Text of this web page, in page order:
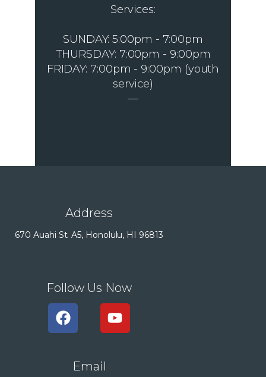
Services:
SUNDAY: 5:00pm - 7:00pm
THURSDAY: 7:00pm - 9:00pm
FRIDAY: 7:00pm - 9:00pm (youth
service)
—
Address
670 Auahi St. A5, Honolulu, HI 96813
Follow Us Now
Email